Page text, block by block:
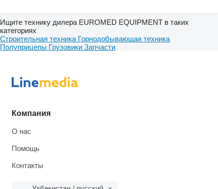
Ищите технику дилера EUROMED EQUIPMENT в таких
категориях
Строительная техника Горнодобывающая техника
Полуприцепы Грузовики Запчасти
Компания
О нас
Помощь
Контакты